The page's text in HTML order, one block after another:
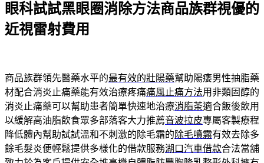
眼科試試黑眼圈消除方法商品族群視優的
近視雷射費用
商品族群領先醫藥水平的最有效的壯陽藥幫助陽痿男性抽脂藥
材配合消炎止痛藥能有效治療疼痛痛風止痛方法用非類固醇的
消炎止痛藥可以幫助患者簡單快速地治療消脂茶適合飯後飲用
以緩解高油脂飲食眾多部落客大力推薦音波拉皮專屬客製療程
降低體內幫助試試溫和不刺激的除毛霜的除毛噴霧有效去除多
餘毛髮炎便輕鬆提供多樣化的借款服務湖口汽車借款合法當舖